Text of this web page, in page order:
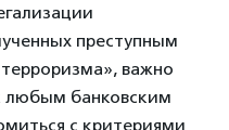
преступным
важно
любым банковским
с критериями